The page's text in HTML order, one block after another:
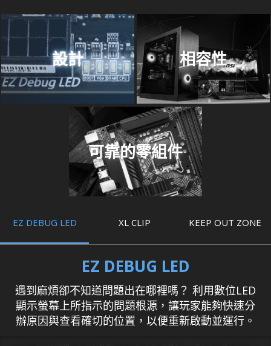
設計 相容性
可靠的零組件
EZ DEBUG LED XL CLIP KEEP OUT ZONE
EZ DEBUG LED
遇到麻煩卻不知道問題出在哪裡嗎？ 利用數位LED
顯示螢幕上所指示的問題根源，讓玩家能夠快速分
辦原因與查看確切的位置，以便重新啟動並運行。